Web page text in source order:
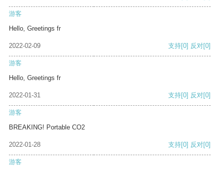
游客
Hello, Greetings fr
2022-02-09 支持[0] 反对[0]
游客
Hello, Greetings fr
2022-01-31 支持[0] 反对[0]
游客
BREAKING! Portable CO2
2022-01-28 支持[0] 反对[0]
游客